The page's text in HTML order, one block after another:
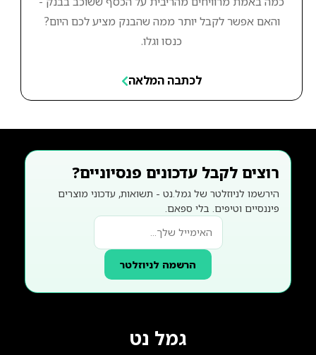
והאם אפשר לקבל יותר ממה שהבנק מציע לכם היום?
כנסו וגלו.
לכתבה המלאה
רוצים לקבל עדכונים פנסיוניים?
הירשמו לניוזלטר של גמל.נט - תשואות, עדכוני מוצרים
פיננסיים וטיפים. בלי ספאם.
הרשמה לניוזלטר
גמל נט